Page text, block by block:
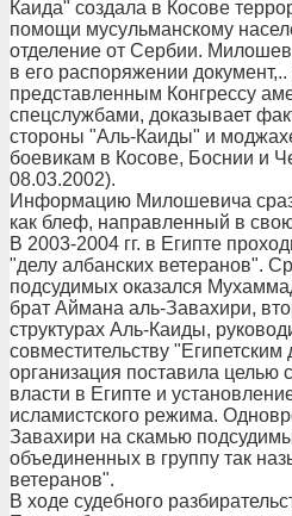
Каида" создала в Косове
помощи мусульманскому
отделение от Сербии.
в его распоряжении
представленным Конгрессу
спецслужбами, доказывает
стороны "Аль-Каиды" и
боевикам в Косове, Боснии и
08.03.2002).
Информацию Милошевича
как блеф, направленный в
В 2003-2004 гг. в Египте
"делу албанских ветеранов".
подсудимых оказался
брат Аймана аль-Завахири,
структурах Аль-Каиды,
совместительству
организация поставила
власти в Египте и
исламистского режима.
Завахири на скамью
объединенных в группу так
ветеранов".
В ходе судебного